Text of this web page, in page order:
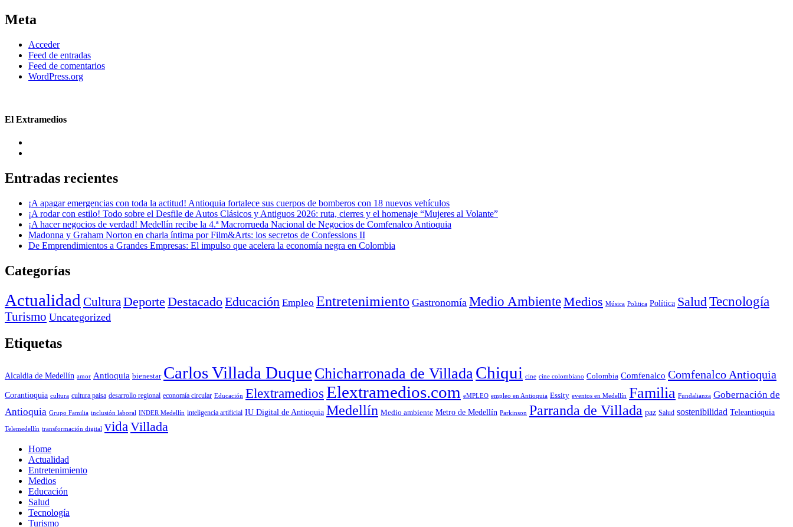
Meta
Acceder
Feed de entradas
Feed de comentarios
WordPress.org
El Extramedios
Entradas recientes
¡A apagar emergencias con toda la actitud! Antioquia fortalece sus cuerpos de bomberos con 18 nuevos vehículos
¡A rodar con estilo! Todo sobre el Desfile de Autos Clásicos y Antiguos 2026: ruta, cierres y el homenaje “Mujeres al Volante”
¡A hacer negocios de verdad! Medellín recibe la 4.ª Macrorrueda Nacional de Negocios de Comfenalco Antioquia
Madonna y Graham Norton en charla íntima por Film&Arts: los secretos de Confessions II
De Emprendimientos a Grandes Empresas: El impulso que acelera la economía negra en Colombia
Categorías
Actualidad Cultura Deporte DestacadoEducación Empleo Entretenimiento Gastronomía Medio AmbienteMedios Música Politica Política Salud Tecnología
Turismo Uncategorized
Etiquetas
Alcaldia de Medellín amor Antioquia bienestar Carlos Villada Duque Chicharronada de Villada Chiqui cine cine colombiano Colombia Comfenalco Comfenalco Antioquia
Corantioquia cultura cultura paisa desarrollo regional economía circular Educación ElextramediosElextramedios.com eMPLEO empleo en Antioquia Essity eventos en Medellín Familia Fundalianza Gobernación de
Antioquia Grupo Familia inclusión laboral INDER Medellín inteligencia artificial IU Digital de Antioquia Medellín Medio ambiente Metro de Medellín Parkinson Parranda de Villada paz Salud sostenibilidad Teleantioquia
Telemedellín transformación digital vida Villada
Home
Actualidad
Entretenimiento
Medios
Educación
Salud
Tecnología
Turismo